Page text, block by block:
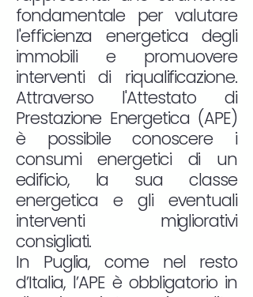
fondamentale per valutare
l'efficienza energetica degli
immobili e promuovere
interventi di riqualificazione.
Attraverso l'Attestato di
Prestazione Energetica (APE)
è possibile conoscere i
consumi energetici di un
edificio, la sua classe
energetica e gli eventuali
interventi migliorativi
consigliati.
In Puglia, come nel resto
d’Italia, l’APE è obbligatorio in